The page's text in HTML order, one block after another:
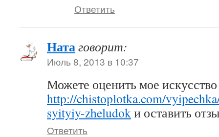
Ответить
Натаговорит:
Июль 8, 2013 в 10:37
Можете оценить мое искусство
http://chistoplotka.com/
syityiy-zheludokи оставить
Ответить